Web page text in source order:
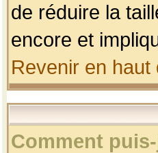
de réduire la
encore et
Revenir en haut
Comment